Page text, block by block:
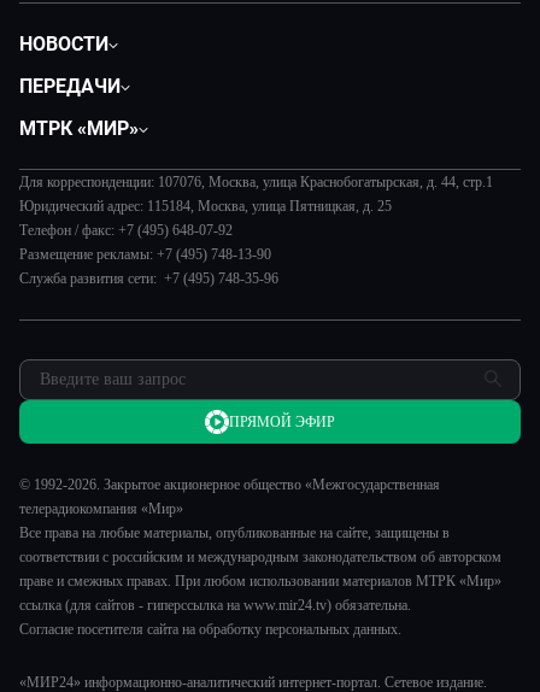
НОВОСТИ
Экономика
Происшествия
Культура
ПЕРЕДАЧИ
Евразия. Культурно
Евразия. Регионы
Наши иностранцы
Пять причин поехать в...
Сделано в Содружестве
МТРК «МИР»
История
Руководство
Новости
Пресса о нас
Карьера
Реклама
Обратная связь
Для корреспонденции: 107076, Москва, улица Краснобогатырская, д. 44, стр.1
Юридический адрес: 115184, Москва, улица Пятницкая, д. 25
Телефон / факс: +7 (495) 648-07-92
Размещение рекламы: +7 (495) 748-13-90
Служба развития сети: +7 (495) 748-35-96
© 1992-2026. Закрытое акционерное общество «Межгосударственная
телерадиокомпания «Мир»
Все права на любые материалы, опубликованные на сайте, защищены в
соответствии с российским и международным законодательством об авторском
праве и смежных правах. При любом использовании материалов МТРК «Мир»
ссылка (для сайтов - гиперссылка на www.mir24.tv) обязательна.
Согласие посетителя сайта на обработку персональных данных.
«МИР24» информационно-аналитический интернет-портал. Сетевое издание.
ПРЯМОЙ ЭФИР